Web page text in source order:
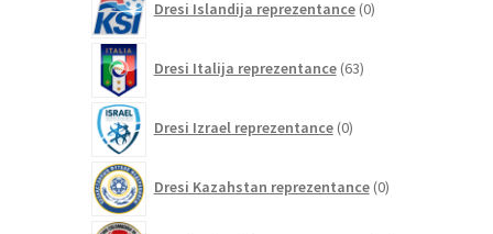
Dresi Islandija reprezentance 0izdelkov
Dresi Italija reprezentance 63izdelkov
Dresi Izrael reprezentance 0izdelkov
Dresi Kazahstan reprezentance 0izdelkov